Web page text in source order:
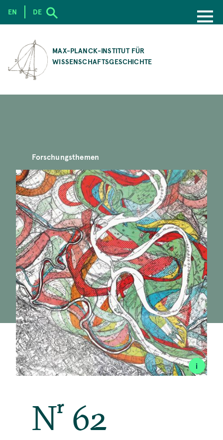
CONTENT
MAX-PLANCK-INSTITUT FÜR
WISSENSCHAFTSGESCHICHTE
EN DE
Forschungsthemen
i
Nr62